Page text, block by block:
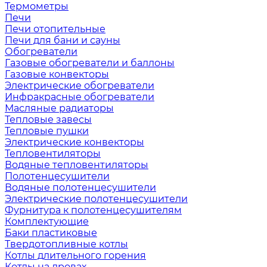
Термометры
Печи
Печи отопительные
Печи для бани и сауны
Обогреватели
Газовые обогреватели и баллоны
Газовые конвекторы
Электрические обогреватели
Инфракрасные обогреватели
Масляные радиаторы
Тепловые завесы
Тепловые пушки
Электрические конвекторы
Тепловентиляторы
Водяные тепловентиляторы
Полотенцесушители
Водяные полотенцесушители
Электрические полотенцесушители
Фурнитура к полотенцесушителям
Комплектующие
Баки пластиковые
Твердотопливные котлы
Котлы длительного горения